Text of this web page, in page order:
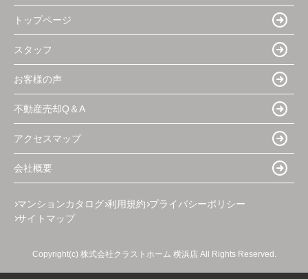
トップページ
スタッフ
お客様の声
不動産売却Q＆A
アクセスマップ
会社概要
マンションカタログ 利用規約 プライバシーポリシー
サイトマップ
Copyright(c) 株式会社クラストホーム 横浜店 All Rights Reserved.